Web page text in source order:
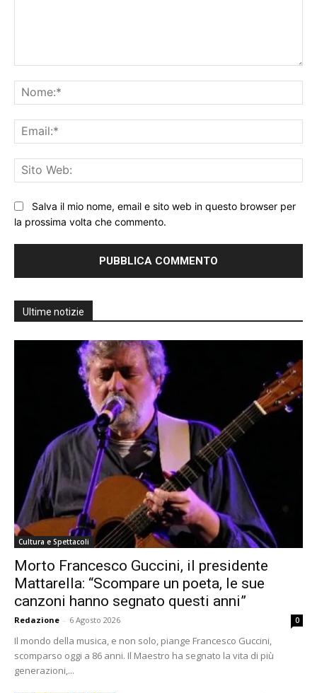
Salva il mio nome, email e sito web in questo browser per
la prossima volta che commento.
Ultime notizie
Cultura e Spettacoli
Morto Francesco Guccini, il presidente
Mattarella: “Scompare un poeta, le sue
canzoni hanno segnato questi anni”
Redazione - 6 Agosto 2026 0
Il mondo della musica, e non solo, piange Francesco Guccini,
scomparso oggi a 86 anni. Il Maestro ha segnato la vita di più
generazioni,...